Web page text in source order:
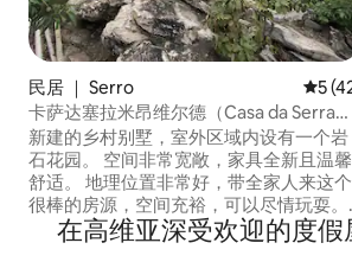
民居 ｜ Serro 平均
5
卡萨达塞拉米昂维尔德（Casa da Serra
Milho Verde）
新建的乡村别墅，室外区域内设有一个岩
石花园。 空间非常宽敞，家具全新且温馨
舒适。 地理位置非常好，带全家人来这个
很棒的房源，空间充裕，可以尽情玩耍。
位于一个田园诗般的小镇，拥有美丽的瀑
布、山脉和风景，地处塞拉多埃斯皮尼亚
在高维亚深受欢迎的度